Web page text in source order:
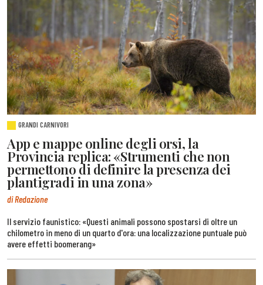
GRANDI CARNIVORI
App e mappe online degli orsi, la
Provincia replica: «Strumenti che non
permettono di definire la presenza dei
plantigradi in una zona»
di Redazione
Il servizio faunistico: «Questi animali possono spostarsi di oltre un
chilometro in meno di un quarto d'ora: una localizzazione puntuale può
avere effetti boomerang»